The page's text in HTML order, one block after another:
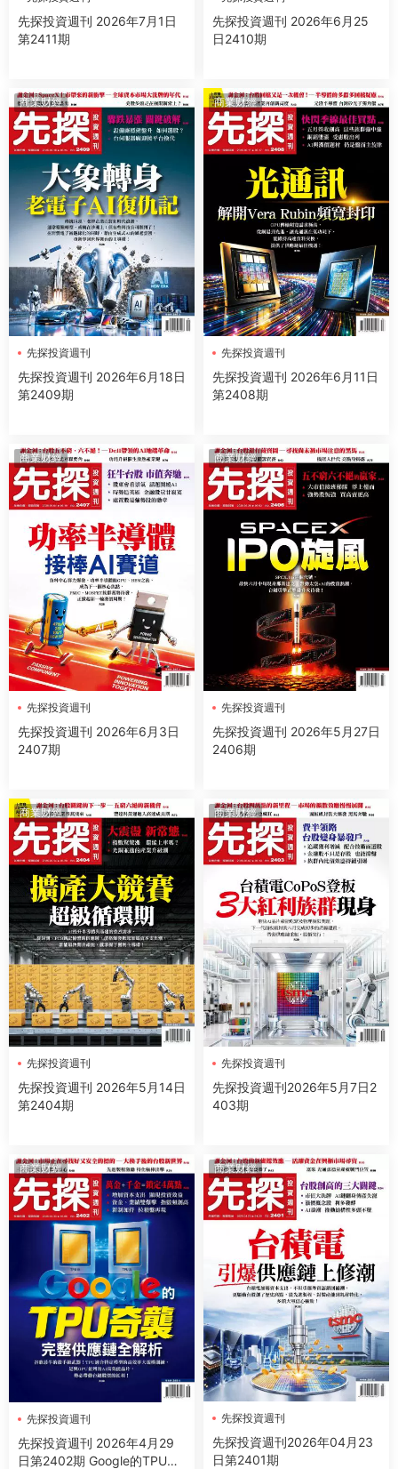
先探投資週刊 2026年7月1日
第2411期
先探投資週刊 2026年6月25
日2410期
商業财經
先探投資週刊
先探投資週刊 2026年6月18日
第2409期
商業财經
先探投資週刊
先探投資週刊 2026年6月11日
第2408期
商業财經
先探投資週刊
先探投資週刊 2026年6月3日
2407期
商業财經
先探投資週刊
先探投資週刊 2026年5月27日
2406期
商業财經
先探投資週刊
先探投資週刊 2026年5月14日
第2404期
商業财經
先探投資週刊
先探投資週刊2026年5月7日2
403期
商業财經
先探投資週刊
先探投資週刊 2026年4月29
日第2402期 Google的TPU奇
商業财經
先探投資週刊
先探投資週刊2026年04月23
日第2401期